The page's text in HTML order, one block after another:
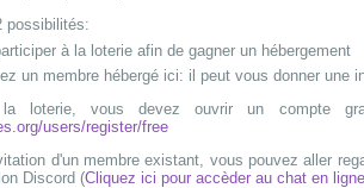
possibilités:
à la loterie afin de gagner un hébergement
un membre hébergé ici: il peut vous donner une
loterie, vous devez ouvrir un compte
users/register/free
d'un membre existant, vous pouvez aller
Discord (Cliquez ici pour accèder au chat en